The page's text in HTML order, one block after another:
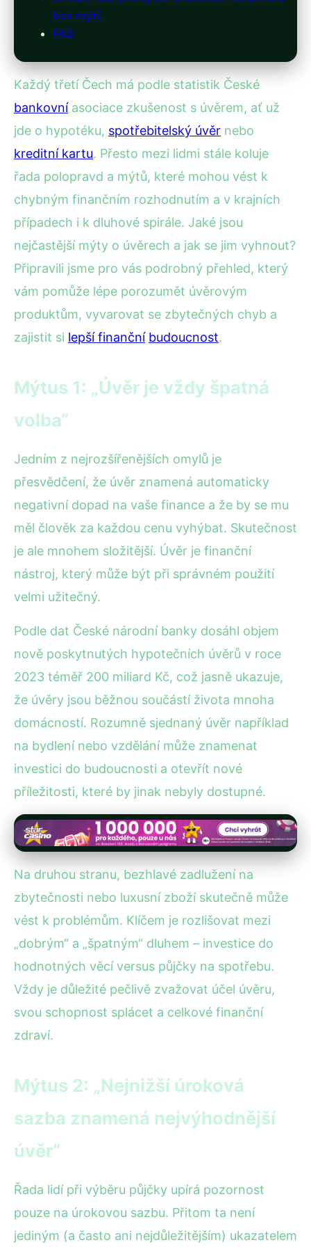
bez mýtů
FAQ
Každý třetí Čech má podle statistik České
bankovníasociace zkušenost s úvěrem, ať už
jde o hypotéku, spotřebitelský úvěr nebo
kreditní kartu. Přesto mezi lidmi stále koluje
řada polopravd a mýtů, které mohou vést k
chybným finančním rozhodnutím a v krajních
případech i k dluhové spirále. Jaké jsou
nejčastější mýty o úvěrech a jak se jim vyhnout?
Připravili jsme pro vás podrobný přehled, který
vám pomůže lépe porozumět úvěrovým
produktům, vyvarovat se zbytečných chyb a
zajistit si lepší finanční budoucnost.
Mýtus 1: „Úvěr je vždy špatná
volba“
Jedním z nejrozšířenějších omylů je
přesvědčení, že úvěr znamená automaticky
negativní dopad na vaše finance a že by se mu
měl člověk za každou cenu vyhýbat. Skutečnost
je ale mnohem složitější. Úvěr je finanční
nástroj, který může být při správném použití
velmi užitečný.
Podle dat České národní banky dosáhl objem
nově poskytnutých hypotečních úvěrů v roce
2023 téměř 200 miliard Kč, což jasně ukazuje,
že úvěry jsou běžnou součástí života mnoha
domácností. Rozumně sjednaný úvěr například
na bydlení nebo vzdělání může znamenat
investici do budoucnosti a otevřít nové
příležitosti, které by jinak nebyly dostupné.
Na druhou stranu, bezhlavé zadlužení na
zbytečnosti nebo luxusní zboží skutečně může
vést k problémům. Klíčem je rozlišovat mezi
„dobrým“ a „špatným“ dluhem – investice do
hodnotných věcí versus půjčky na spotřebu.
Vždy je důležité pečlivě zvažovat účel úvěru,
svou schopnost splácet a celkové finanční
zdraví.
Mýtus 2: „Nejnižší úroková
sazba znamená nejvýhodnější
úvěr“
Řada lidí při výběru půjčky upírá pozornost
pouze na úrokovou sazbu. Přitom ta není
jediným (a často ani nejdůležitějším) ukazatelem